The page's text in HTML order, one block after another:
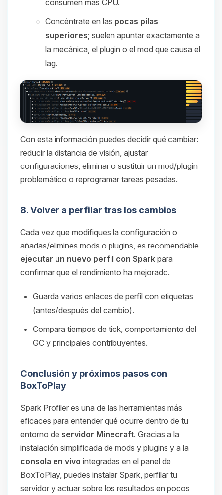
consumen más CPU.
Concéntrate en las pocas pilas
superiores; suelen apuntar exactamente a
la mecánica, el plugin o el mod que causa el
lag.
Con esta información puedes decidir qué cambiar:
reducir la distancia de visión, ajustar
configuraciones, eliminar o sustituir un mod/plugin
problemático o reprogramar tareas pesadas.
8. Volver a perfilar tras los cambios
Cada vez que modifiques la configuración o
añadas/elimines mods o plugins, es recomendable
ejecutar un nuevo perfil con Spark para
confirmar que el rendimiento ha mejorado.
Guarda varios enlaces de perfil con etiquetas
(antes/después del cambio).
Compara tiempos de tick, comportamiento del
GC y principales contribuyentes.
Conclusión y próximos pasos con
BoxToPlay
Spark Profiler es una de las herramientas más
eficaces para entender qué ocurre dentro de tu
entorno de servidor Minecraft. Gracias a la
instalación simplificada de mods y plugins y a la
consola en vivo integradas en el panel de
BoxToPlay, puedes instalar Spark, perfilar tu
servidor y actuar sobre los resultados en pocos